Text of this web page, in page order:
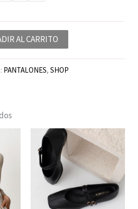
AL CARRITO
PANTALONES,SHOP
El
precio
original
era:
95,00 €.
El
precio
actual
es:
59,00 €.